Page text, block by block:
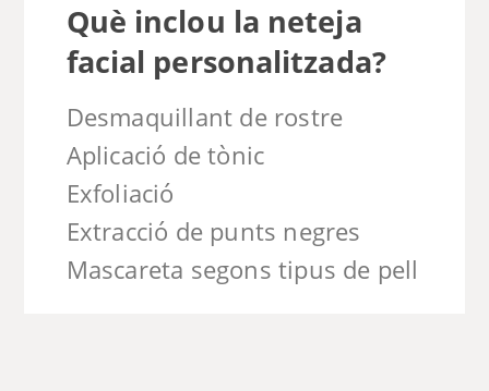
Què inclou la neteja
facial personalitzada?
Desmaquillant de rostre
Aplicació de tònic
Exfoliació
Extracció de punts negres
Mascareta segons tipus de pell